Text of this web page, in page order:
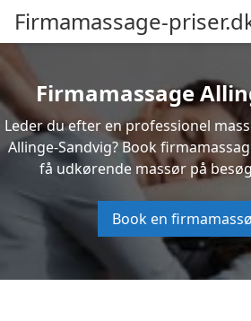
Firmamassage-
Firmamassage
Leder du efter en professionel
Allinge-Sandvig? Book
få udkørende massør på
Book en